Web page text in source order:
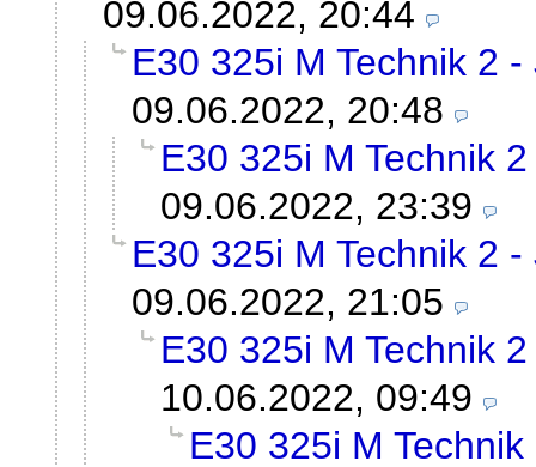
09.06.2022, 20:44
E30 325i M Technik 2
09.06.2022, 20:48
E30 325i M Technik
09.06.2022, 23:39
E30 325i M Technik 2
09.06.2022, 21:05
E30 325i M Technik
10.06.2022, 09:49
E30 325i M